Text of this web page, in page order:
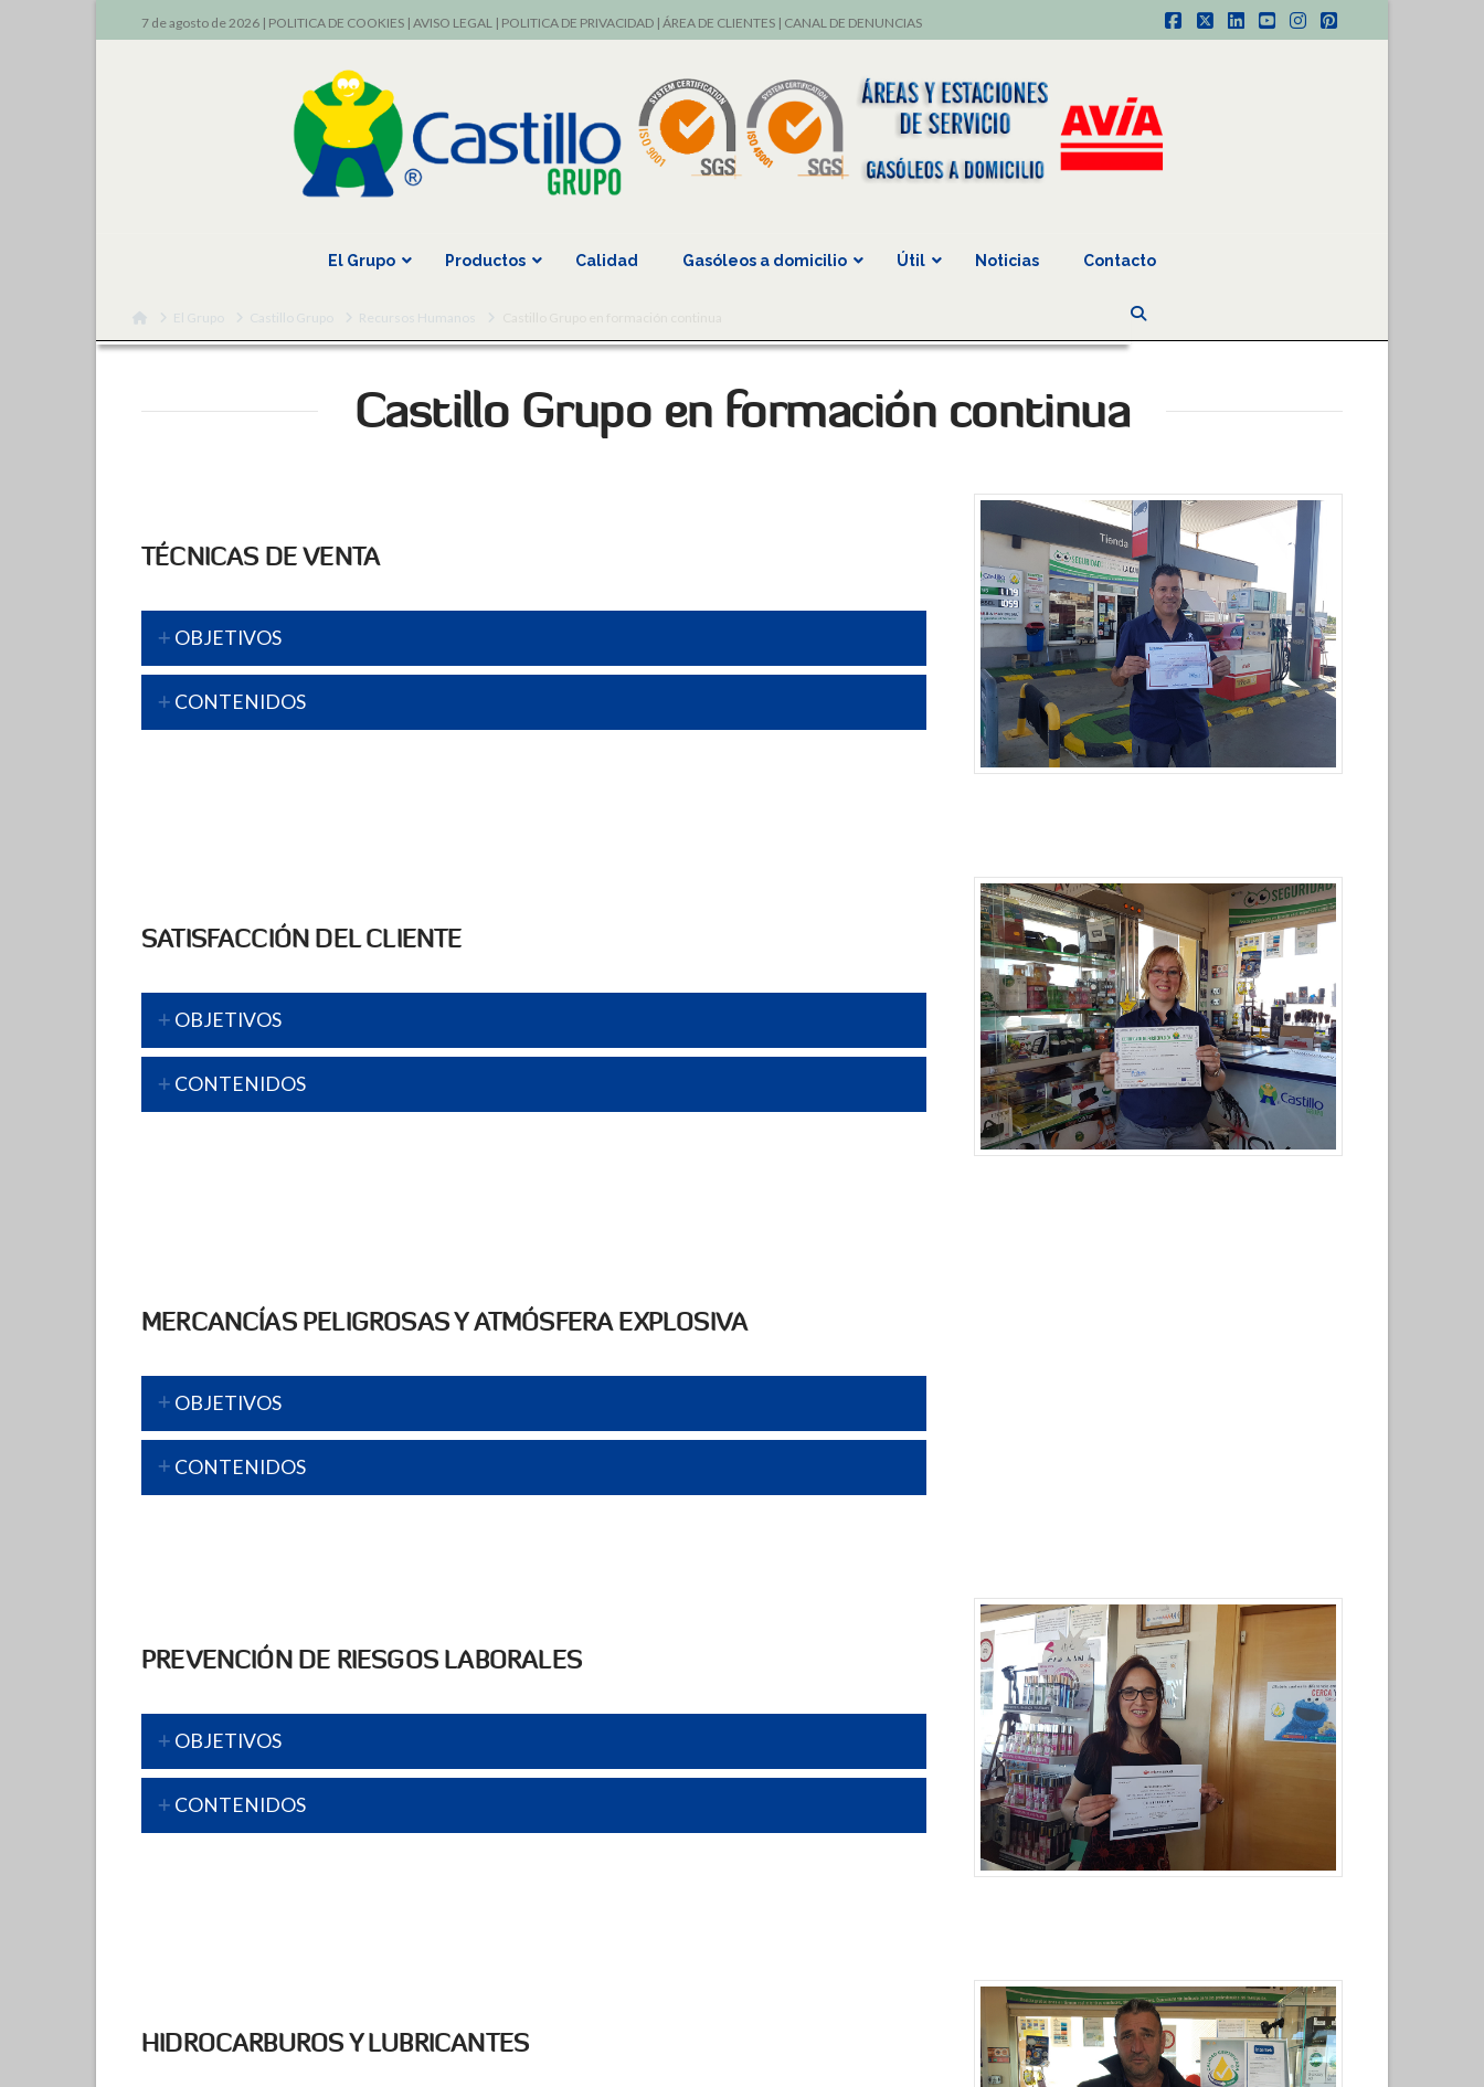
7 de agosto de 2026 | POLITICA DE COOKIES| AVISO LEGAL| POLITICA DE PRIVACIDAD| ÁREA DE CLIENTES| CANAL DE DENUNCIAS
Facebook
X LinkedIn
YouTube
Instagram
Pinterest
El Grupo Productos Calidad Gasóleos a domicilio Útil Noticias Contacto
HomeEl Grupo Castillo Grupo Recursos Humanos
Castillo Grupo en formación continua
TÉCNICAS DE VENTA
OBJETIVOS
CONTENIDOS
SATISFACCIÓN DEL CLIENTE
OBJETIVOS
CONTENIDOS
MERCANCÍAS PELIGROSAS Y ATMÓSFERA EXPLOSIVA
OBJETIVOS
CONTENIDOS
PREVENCIÓN DE RIESGOS LABORALES
OBJETIVOS
CONTENIDOS
HIDROCARBUROS Y LUBRICANTES